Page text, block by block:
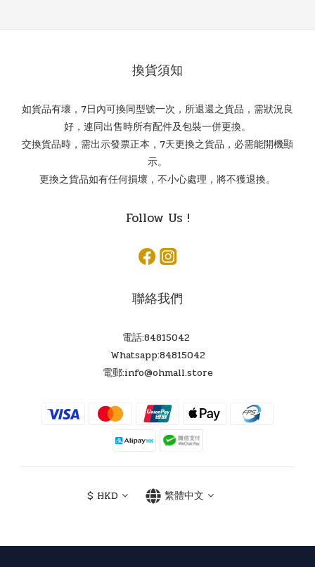
換貨須知
如貨品有壞，7日內可換同型號一次，所退還之貨品，需狀況良
好，連同出售時所有配件及包裝一併更換。
交換貨品時，需出示發票正本，7天更換之貨品，必需能開機顯
示。
更換之貨品如有任何損壞，不小心處理，將不獲退換。
Follow Us !
聯絡我們
電話:84815042
Whatsapp:84815042
電郵:info@ohmall.store
$ HKD 繁體中文